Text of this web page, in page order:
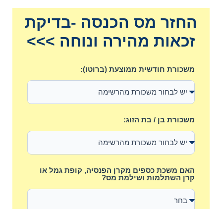
החזר מס הכנסה -בדיקת
זכאות מהירה ונוחה >>>
משכורת חודשית ממוצעת (ברוטו):
משכורת בן / בת הזוג:
האם משכת כספים מקרן הפנסיה, קופת גמל או
קרן השתלמות ושילמת מס?